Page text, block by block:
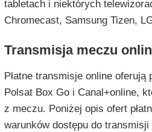
tabletach i niektórych
Chromecast, Samsung Tizen,
Transmisja meczu
Płatne transmisje online
Polsat Box Go i Canal+online,
z meczu. Poniżej opis ofert
warunków dostępu do transmisji